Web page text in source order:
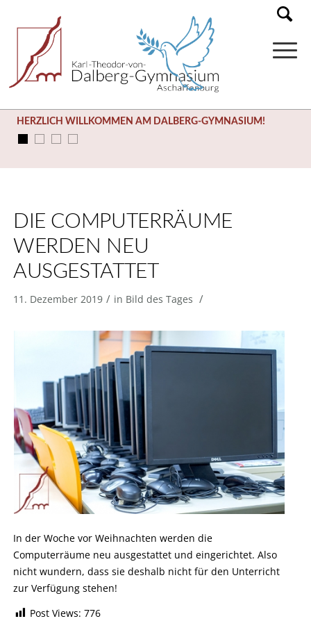
HERZLICH WILLKOMMEN AM DALBERG-GYMNASIUM!
DIE COMPUTERRÄUME
WERDEN NEU
AUSGESTATTET
11. Dezember 2019 / in Bild des Tages /
In der Woche vor Weihnachten werden die
Computerräume neu ausgestattet und eingerichtet. Also
nicht wundern, dass sie deshalb nicht für den Unterricht
zur Verfügung stehen!
Post Views: 776